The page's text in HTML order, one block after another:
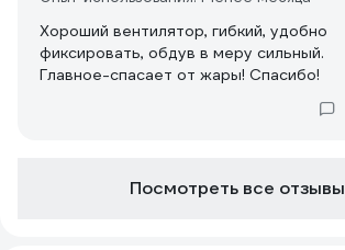
Хороший вентилятор, гибкий, удобно
фиксировать, обдув в меру сильный.
Главное-спасает от жары! Спасибо!
Посмотреть все отзывы